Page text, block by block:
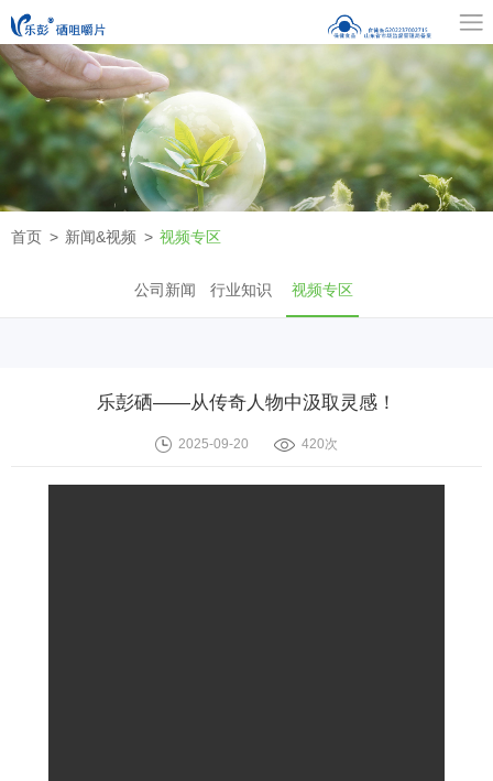
首页 新闻&视频 视频专区
公司新闻 行业知识 视频专区
乐彭硒——从传奇人物中汲取灵感！
2025-09-20 420次